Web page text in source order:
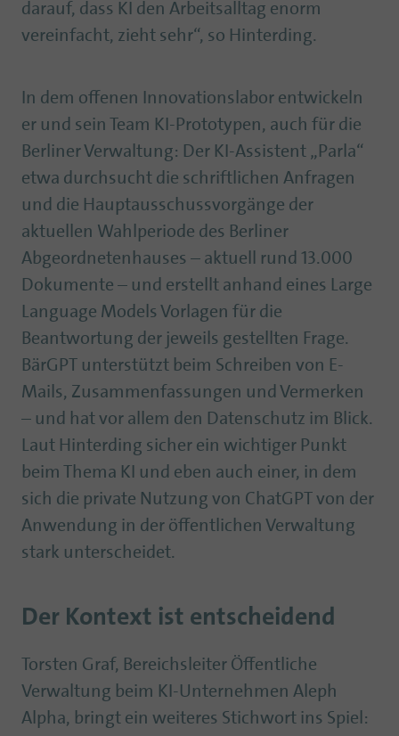
darauf, dass KI den Arbeitsalltag enorm
vereinfacht, zieht sehr“, so Hinterding.
In dem offenen Innovationslabor entwickeln
er und sein Team KI-Prototypen, auch für die
Berliner Verwaltung: Der KI-Assistent „Parla“
etwa durchsucht die schriftlichen Anfragen
und die Hauptausschussvorgänge der
aktuellen Wahlperiode des Berliner
Abgeordnetenhauses – aktuell rund 13.000
Dokumente – und erstellt anhand eines Large
Language Models Vorlagen für die
Beantwortung der jeweils gestellten Frage.
BärGPT unterstützt beim Schreiben von E-
Mails, Zusammenfassungen und Vermerken
– und hat vor allem den Datenschutz im Blick.
Laut Hinterding sicher ein wichtiger Punkt
beim Thema KI und eben auch einer, in dem
sich die private Nutzung von ChatGPT von der
Anwendung in der öffentlichen Verwaltung
stark unterscheidet.
Der Kontext ist entscheidend
Torsten Graf, Bereichsleiter Öffentliche
Verwaltung beim KI-Unternehmen Aleph
Alpha, bringt ein weiteres Stichwort ins Spiel: